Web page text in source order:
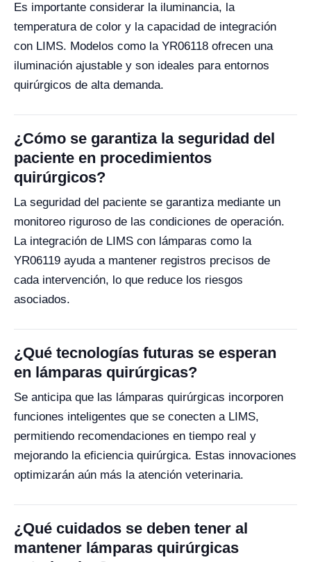
Es importante considerar la iluminancia, la
temperatura de color y la capacidad de integración
con LIMS. Modelos como la YR06118 ofrecen una
iluminación ajustable y son ideales para entornos
quirúrgicos de alta demanda.
¿Cómo se garantiza la seguridad del
paciente en procedimientos
quirúrgicos?
La seguridad del paciente se garantiza mediante un
monitoreo riguroso de las condiciones de operación.
La integración de LIMS con lámparas como la
YR06119 ayuda a mantener registros precisos de
cada intervención, lo que reduce los riesgos
asociados.
¿Qué tecnologías futuras se esperan
en lámparas quirúrgicas?
Se anticipa que las lámparas quirúrgicas incorporen
funciones inteligentes que se conecten a LIMS,
permitiendo recomendaciones en tiempo real y
mejorando la eficiencia quirúrgica. Estas innovaciones
optimizarán aún más la atención veterinaria.
¿Qué cuidados se deben tener al
mantener lámparas quirúrgicas